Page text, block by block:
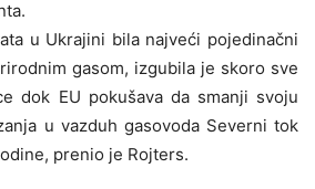
u Ukrajini bila najveći pojedinačni
gasom, izgubila je skoro sve
dok EU pokušava da smanji svoju
u vazduh gasovoda Severni tok
prenio je Rojters.